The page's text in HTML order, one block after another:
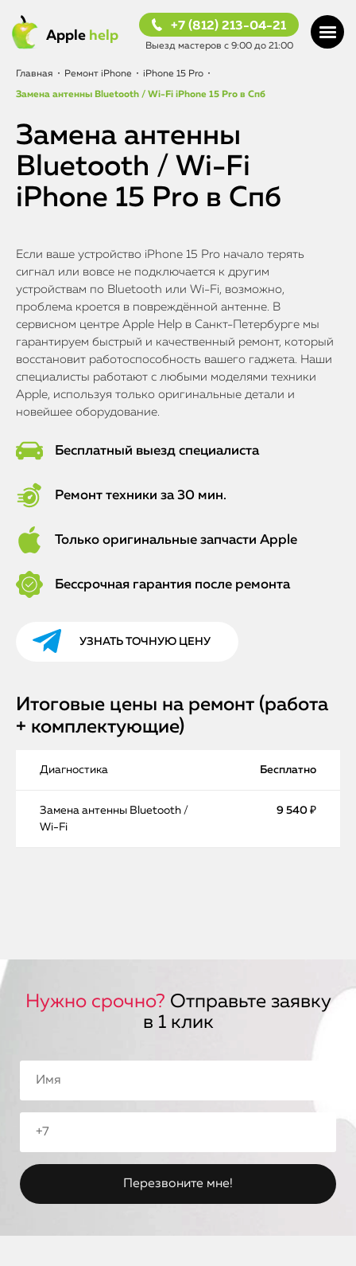
Apple help
+7 (812) 213-04-21
Выезд мастеров с 9:00 до 21:00
Главная • Ремонт iPhone • iPhone 15 Pro •
Замена антенны Bluetooth / Wi-Fi iPhone 15 Pro в Спб
Замена антенны
Bluetooth / Wi-Fi
iPhone 15 Pro в Спб
Если ваше устройство iPhone 15 Pro начало терять
сигнал или вовсе не подключается к другим
устройствам по Bluetooth или Wi-Fi, возможно,
проблема кроется в повреждённой антенне. В
сервисном центре Apple Help в Санкт-Петербурге мы
гарантируем быстрый и качественный ремонт, который
восстановит работоспособность вашего гаджета. Наши
специалисты работают с любыми моделями техники
Apple, используя только оригинальные детали и
новейшее оборудование.
Бесплатный выезд специалиста
Ремонт техники за 30 мин.
Только оригинальные запчасти Apple
Бессрочная гарантия после ремонта
УЗНАТЬ ТОЧНУЮ ЦЕНУ
Итоговые цены на ремонт (работа
+ комплектующие)
Диагностика Бесплатно
Замена антенны Bluetooth /
Wi-Fi
9 540 ₽
Нужно срочно? Отправьте заявку
в 1 клик